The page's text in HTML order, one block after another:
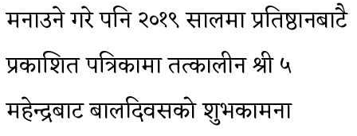
मनाउने गरे पनि २०१९ सालमा प्रतिष्ठानबाटै
प्रकाशित पत्रिकामा तत्कालीन श्री ५
महेन्द्रबाट बालदिवसको शुभकामना